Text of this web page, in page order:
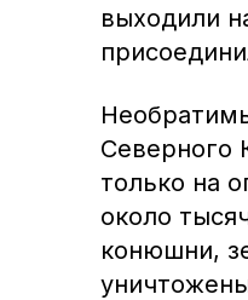
выходили
Северного
только на
около
конюшни,